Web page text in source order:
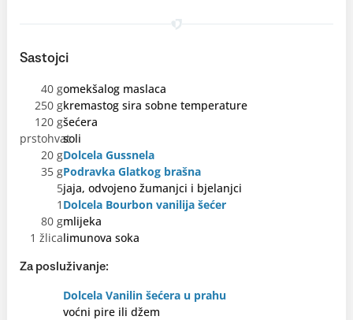
Sastojci
40 gomekšalog maslaca
250 gkremastog sira sobne temperature
120 gšećera
prstohvatsoli
20 gDolcela Gussnela
35 gPodravka Glatkog brašna
5jaja, odvojeno žumanjci i bjelanjci
1 Dolcela Bourbon vanilija šećer
80 gmlijeka
1 žlicalimunova soka
Za posluživanje:
Dolcela Vanilin šećera u prahu
voćni pire ili džem